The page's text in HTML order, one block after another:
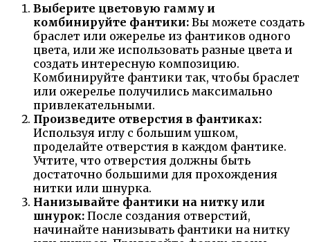
Выберите цветовую гамму и
комбинируйте фантики: Вы можете создать
браслет или ожерелье из фантиков одного
цвета, или же использовать разные цвета и
создать интересную композицию.
Комбинируйте фантики так, чтобы браслет
или ожерелье получились максимально
привлекательными.
Произведите отверстия в фантиках:
Используя иглу с большим ушком,
проделайте отверстия в каждом фантике.
Учтите, что отверстия должны быть
достаточно большими для прохождения
нитки или шнурка.
Нанизывайте фантики на нитку или
шнурок: После создания отверстий,
начинайте нанизывать фантики на нитку